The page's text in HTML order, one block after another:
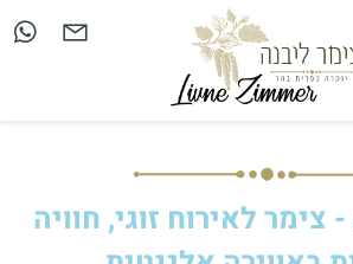
צימר לאירוח זוגי, חוויה